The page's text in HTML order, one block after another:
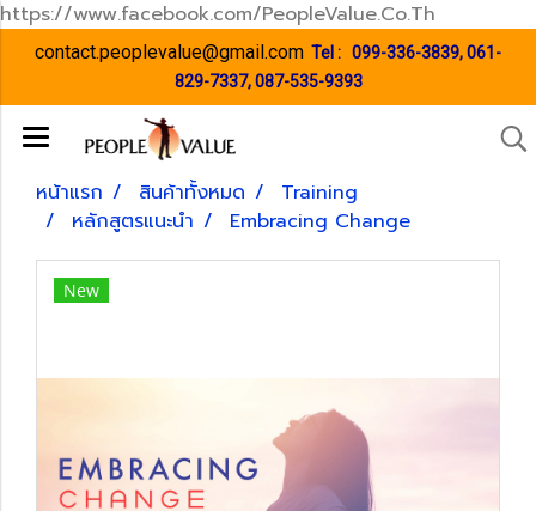
https://www.facebook.com/PeopleValue.Co.Th
contact.peoplevalue@gmail.com Tel : 099-336-3839,061-
829-7337,087-535-9393
หน้าแรก สินค้าทั้งหมด
Training
หลักสูตรแนะนำ
Embracing Change
New